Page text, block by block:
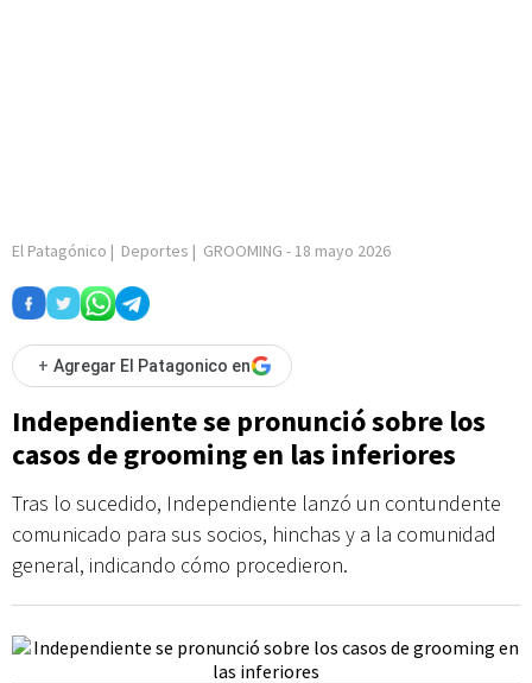
El Patagónico | Deportes | GROOMING - 18 mayo 2026
+ Agregar El Patagonico en
Independiente se pronunció sobre los
casos de grooming en las inferiores
Tras lo sucedido, Independiente lanzó un contundente
comunicado para sus socios, hinchas y a la comunidad
general, indicando cómo procedieron.